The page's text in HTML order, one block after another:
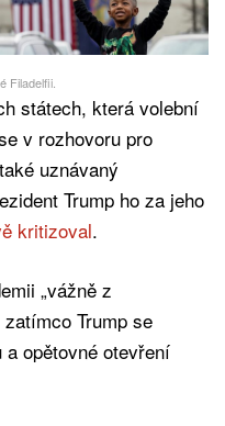
Filadelfii.
státech, která volební
v rozhovoru pro
uznávaný
Trump ho za jeho
kritizoval.
„vážně z
Trump se
a opětovné otevření